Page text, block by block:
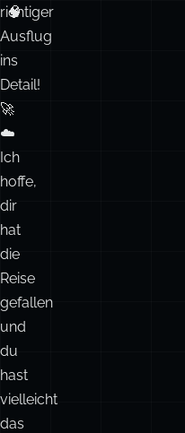
richtiger
Ausflug
ins
Detail!
🚀
☁️
Ich
hoffe,
dir
hat
die
Reise
gefallen
und
du
hast
vielleicht
das
🧠